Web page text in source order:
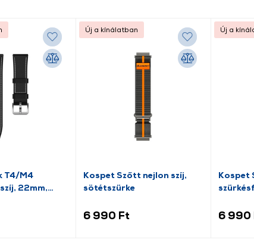
T4/M4
22mm,
Kospet Szőtt nejlon szíj,
sötétszürke
6 990 Ft
Új a kínálatban
Kospet
6 990
Új a